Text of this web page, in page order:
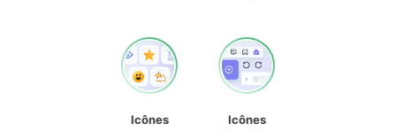
Icônes
Icônes